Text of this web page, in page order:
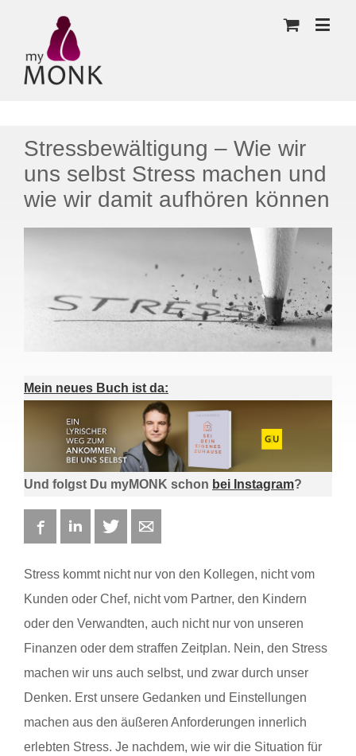
Stressbewältigung – Wie wir
uns selbst Stress machen und
wie wir damit aufhören können
Mein neues Buch ist da:
Und folgst Du myMONK schon bei Instagram?
FacebookLinkedIn Twitter
Stress kommt nicht nur von den Kollegen, nicht vom
Kunden oder Chef, nicht vom Partner, den Kindern
oder den Verwandten, auch nicht nur von unseren
Finanzen oder dem straffen Zeitplan. Nein, den Stress
machen wir uns auch selbst, und zwar durch unser
Denken. Erst unsere Gedanken und Einstellungen
machen aus den äußeren Anforderungen innerlich
erlebten Stress. Je nachdem, wie wir die Situation für